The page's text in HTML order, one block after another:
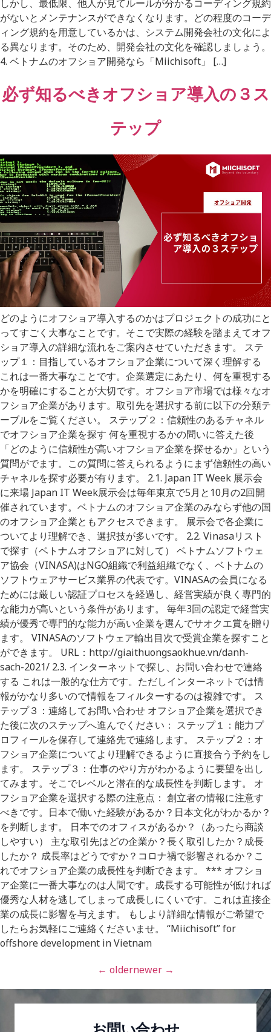
しかし、最低限、他人が見てルールが分かるコーディング規約
がないとメンテナンスができなくなります。どの程度のコーデ
ィング規約を用意しているかは、システム開発会社の文化によ
る異なります。そのため、開発会社の文化を確認しましょう。
4. ベトナムのオフショア開発なら「Miichisoft」 […]
必ず知るべきオフショア導入の３ス
テップ
どのようにオフショア導入するのかはプロジェクトの成功にと
ってすごく大事なことです。そこで実際の経験を踏まえてオフ
ショア導入の詳細な流れをご案内させていただきます。 ステ
ップ１：目指しているオフショア企業について深く理解する
これは一番大事なことです。企業選定にあたり、何を重視する
かを明確にすることが大切です。オフショア市場では様々なオ
フショア企業があります。取引先を選択する前に以下の分類テ
ーブルをご覧ください。 ステップ２：信頼性のあるチャネル
でオフショア企業を探す 何を重視するかの問いに答えた後
「どのように信頼性が高いオフショア企業を探せるか」という
質問がでます。この質問に答えられるようにまず信頼性の高い
チャネルを探す必要が有ります。 2.1. Japan IT Week 展示会
に来場 Japan IT Week展示会は毎年東京で5月と10月の2回開
催されています。ベトナムのオフショア企業のみならず他の国
のオフショア企業ともアクセスできます。 展示会で各企業に
ついてより理解でき、選択技が多いです。 2.2. Vinasaリスト
で探す（ベトナムオフショアに対して） ベトナムソフトウェ
ア協会（VINASA)はNGO組織で利益組織でなく、ベトナムの
ソフトウェアサービス業界の代表です。VINASAの会員になる
ためには厳しい認証プロセスを経過し、経営実績が良く専門的
な能力が高いという条件があります。 毎年3回の認定で経営実
績が優秀で専門的な能力が高い企業を選んでサオクエ賞を贈り
ます。 VINASAのソフトウェア輸出目次で受賞企業を探すこと
ができます。 URL：http://giaithuongsaokhue.vn/danh-
sach-2021/ 2.3. インターネットで探し、お問い合わせで連絡
する これは一般的な仕方です。ただしインターネットでは情
報がかなり多いので情報をフィルターするのは複雑です。 ス
テップ３：連絡してお問い合わせ オフショア企業を選択でき
た後に次のステップへ進んでください： ステップ１：能力プ
ロフィールを保存して連絡先で連絡します。 ステップ２：オ
フショア企業についてより理解できるように直接合う予約をし
ます。 ステップ３：仕事のやり方がわかるように要望を出し
てみます。そこでレベルと潜在的な成長性を判断します。 オ
フショア企業を選択する際の注意点： 創立者の情報に注意す
べきです。日本で働いた経験があるか？日本文化がわかるか？
を判断します。 日本でのオフィスがあるか？（あったら商談
しやすい） 主な取引先はどの企業か？長く取引したか？成長
したか？ 成長率はどうですか？コロナ禍で影響されるか？こ
れでオフショア企業の成長性を判断できます。 *** オフショ
ア企業に一番大事なのは人間です。成長する可能性が低ければ
優秀な人材を逃してしまって成長しにくいです。これは直接企
業の成長に影響を与えます。 もしより詳細な情報がご希望で
したらお気軽にご連絡くださいませ。 “Miichisoft” for
offshore development in Vietnam
← oldernewer →